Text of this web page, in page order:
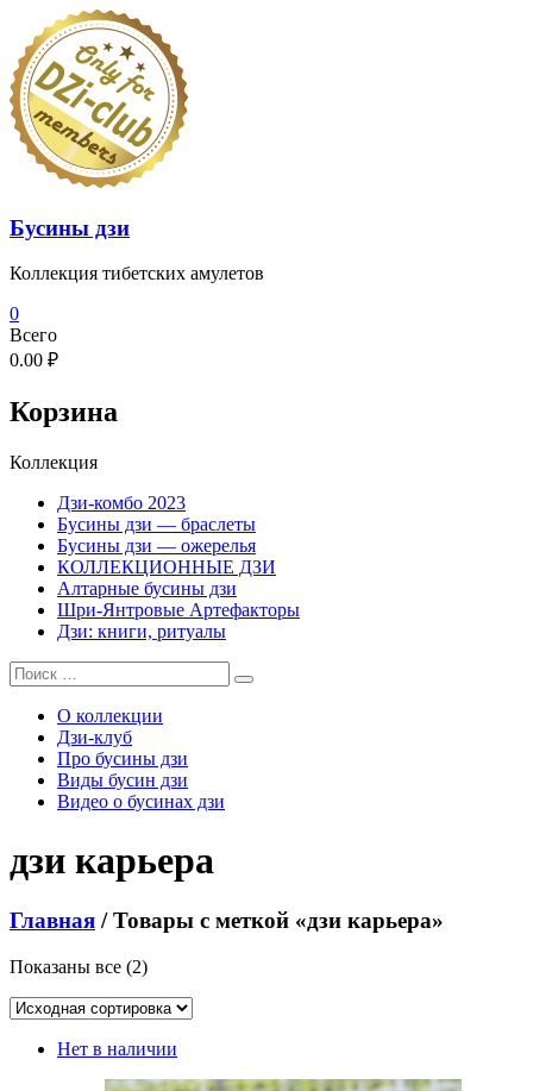
Перейти
содержимому
Бусины дзи
Коллекция тибетских амулетов
0
Всего
0.00 ₽
Корзина
Коллекция
Дзи-комбо 2023
Бусины дзи — браслеты
Бусины дзи — ожерелья
КОЛЛЕКЦИОННЫЕ ДЗИ
Алтарные бусины дзи
Шри-Янтровые Артефакторы
Дзи: книги, ритуалы
О коллекции
Дзи-клуб
Про бусины дзи
Виды бусин дзи
Видео о бусинах дзи
дзи карьера
Главная / Товары с меткой «дзи карьера»
Показаны все (2)
Нет в наличии